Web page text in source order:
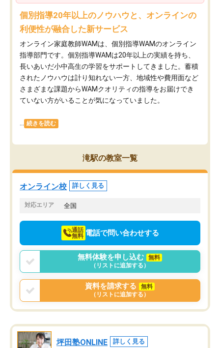
個別指導20年以上のノウハウと、オンラインの
利便性が融合した新サービス
オンライン家庭教師WAMは、個別指導WAMのオンライン
指導部門です。個別指導WAMは20年以上の実績を持ち、
長いあいだ小中高生の学習をサポートしてきました。蓄積
されたノウハウは計り知れない一方、地域性や費用面など
さまざまな課題からWAMクオリティの指導をお届けでき
ていない方がいることが気になっていました。
続きを読む
滝駅の教室一覧
オンライン校 詳しく見る
対応エリア 全国
通話
無料 電話で問い合わせする
無料体験を申し込む
無料
（リストに追加する）
資料を請求する
無料
（リストに追加する）
坪田塾ONLINE 詳しく見る